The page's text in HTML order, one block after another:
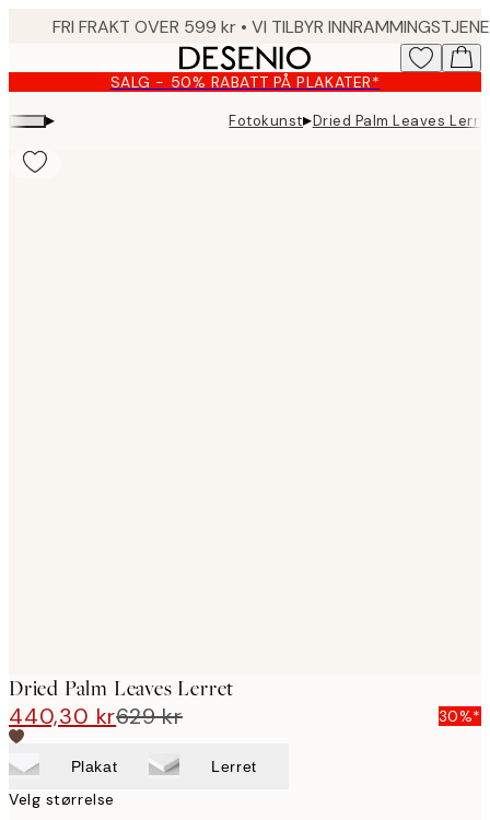
content.
SALG - 50% RABATT PÅ PLAKATER*
▸ Fotokunst▸Dried Palm Leaves
Dried Palm Leaves Lerret
440,30 kr629 kr 30%*
Plakat Lerret
Velg størrelse